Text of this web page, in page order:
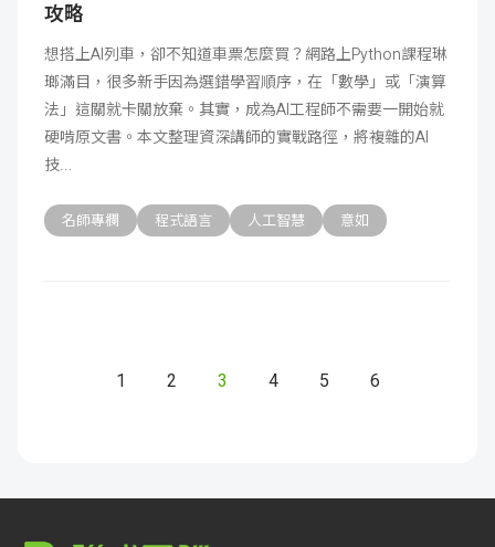
攻略
想搭上AI列車，卻不知道車票怎麼買？網路上Python課程琳
瑯滿目，很多新手因為選錯學習順序，在「數學」或「演算
法」這關就卡關放棄。其實，成為AI工程師不需要一開始就
硬啃原文書。本文整理資深講師的實戰路徑，將複雜的AI
技
名師專欄 程式語言 人工智慧 意如
1 2 3 4 5 6